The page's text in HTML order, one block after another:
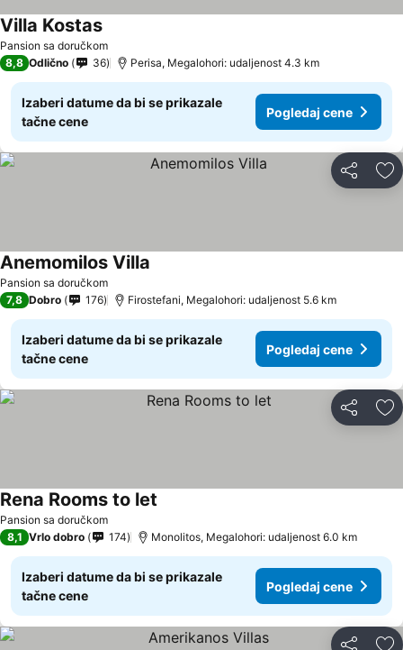
Pansion sa doručkom
Villa Kostas
8,8 Odlično 36 Perisa, Megalohori: udaljenost 4.3 km
Izaberi datume da bi se prikazale
tačne cene
Pogledaj cene
Deli
Pansion sa doručkom
Anemomilos Villa
7,8 Dobro 176 Firostefani, Megalohori: udaljenost 5.6 km
Izaberi datume da bi se prikazale
tačne cene
Pogledaj cene
Deli
Pansion sa doručkom
Rena Rooms to let
8,1 Vrlo dobro 174 Monolitos, Megalohori: udaljenost 6.0 km
Izaberi datume da bi se prikazale
tačne cene
Pogledaj cene